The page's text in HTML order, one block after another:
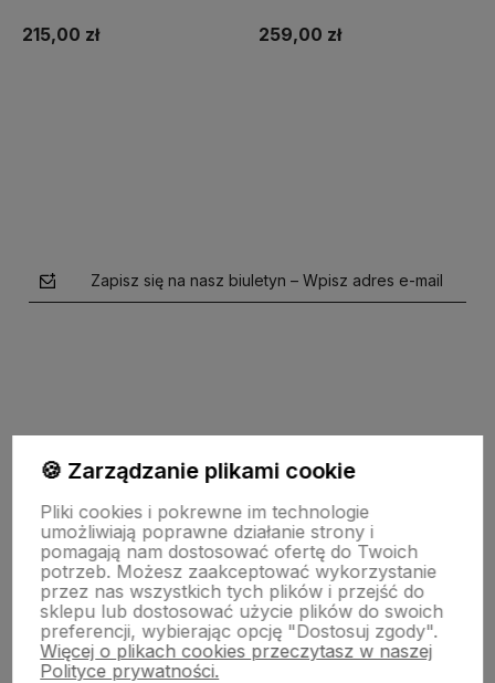
215,00 zł 259,00 zł
Zapisz się na nasz biuletyn – Wpisz adres e-mail
polityce prywatności
Moje konto
Płatności i dostawa
🍪 Zarządzanie plikami cookie
Pliki cookies i pokrewne im technologie
umożliwiają poprawne działanie strony i
pomagają nam dostosować ofertę do Twoich
potrzeb. Możesz zaakceptować wykorzystanie
przez nas wszystkich tych plików i przejść do
sklepu lub dostosować użycie plików do swoich
preferencji, wybierając opcję "Dostosuj zgody".
Więcej o plikach cookies przeczytasz w naszej
Polityce prywatności.